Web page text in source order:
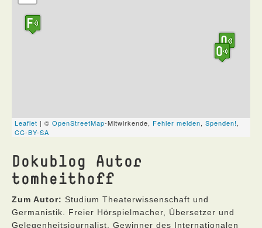
Dokublog Autor
tomheithoff
Zum Autor: Studium Theaterwissenschaft und
Germanistik. Freier Hörspielmacher, Übersetzer und
Gelegenheitsjournalist. Gewinner des Internationalen